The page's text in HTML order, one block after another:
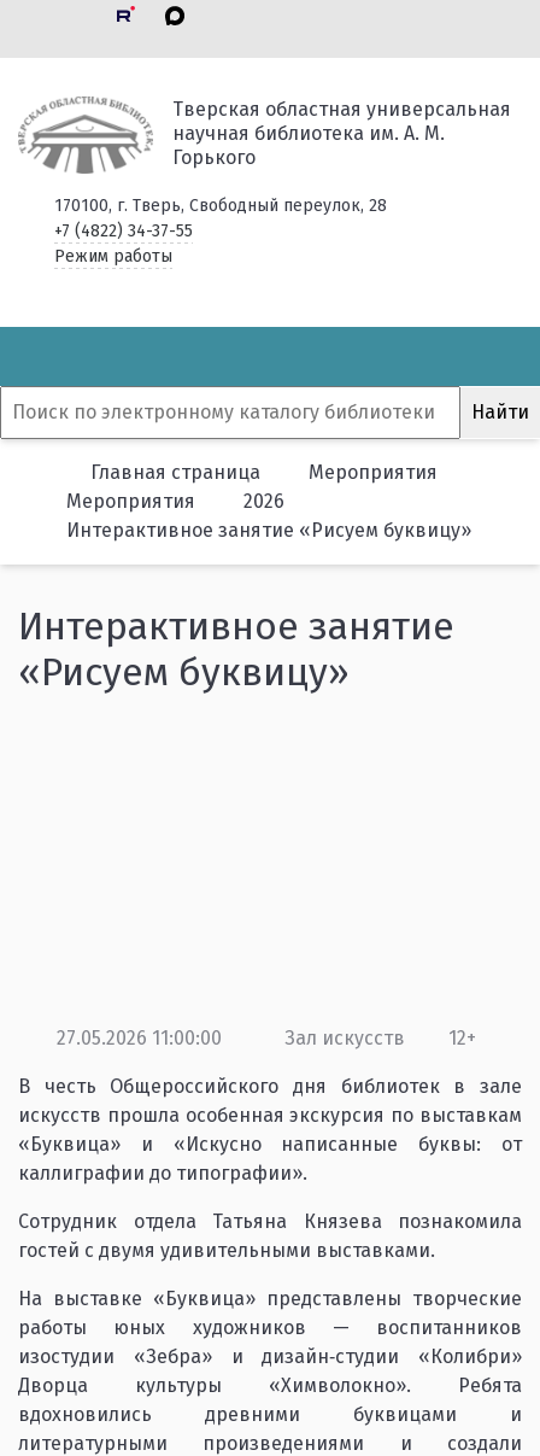
Тверская областная универсальная
научная библиотека им. А. М.
Горького
170100, г. Тверь, Свободный переулок, 28
+7 (4822) 34-37-55
Режим работы
Главная страница
Мероприятия
Мероприятия
2026
Интерактивное занятие «Рисуем буквицу»
Интерактивное занятие
«Рисуем буквицу»
27.05.2026 11:00:00 Зал искусств 12+
В честь Общероссийского дня библиотек в зале
искусств прошла особенная экскурсия по выставкам
«Буквица» и «Искусно написанные буквы: от
каллиграфии до типографии».
Сотрудник отдела Татьяна Князева познакомила
гостей с двумя удивительными выставками.
На выставке «Буквица» представлены творческие
работы юных художников — воспитанников
изостудии «Зебра» и дизайн‑студии «Колибри»
Дворца культуры «Химволокно». Ребята
вдохновились древними буквицами и
литературными произведениями и создали